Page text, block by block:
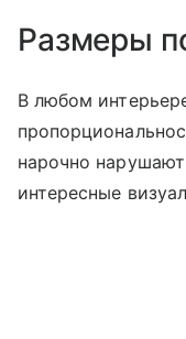
Размеры
В любом
нарочно
интересные